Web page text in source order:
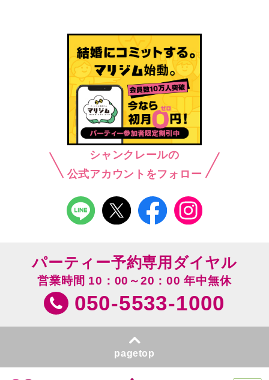
シャンクレールの
公式アカウントをフォロー
パーティー予約専用ダイヤル
営業時間 10：00～20：00 年中無休
050-5533-1000
pagetop